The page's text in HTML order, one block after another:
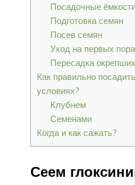
Посадочные
Подготовка семян
Посев семян
Уход на первых
Пересадка
Как правильно
условиях?
Клубнем
Семенами
Когда и как сажать?
Сеем